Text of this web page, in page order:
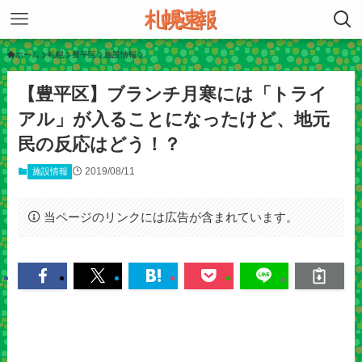
ホーム 札幌 豊平区 施設情報
【豊平区】ブランチ月寒には「トライ
アル」が入ることになったけど、地元
民の反応はどう！？
施設情報 2019/08/11
当ページのリンクには広告が含まれています。